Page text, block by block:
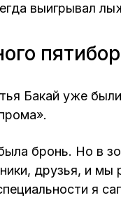
выигрывал
Бакай уже
бронь. Но в
друзья, и мы
я